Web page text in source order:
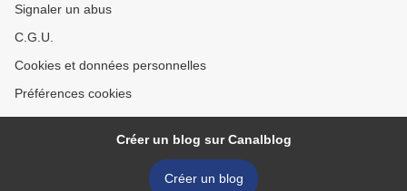
Signaler un abus
C.G.U.
Cookies et données personnelles
Préférences cookies
Créer un blog sur Canalblog
Créer un blog